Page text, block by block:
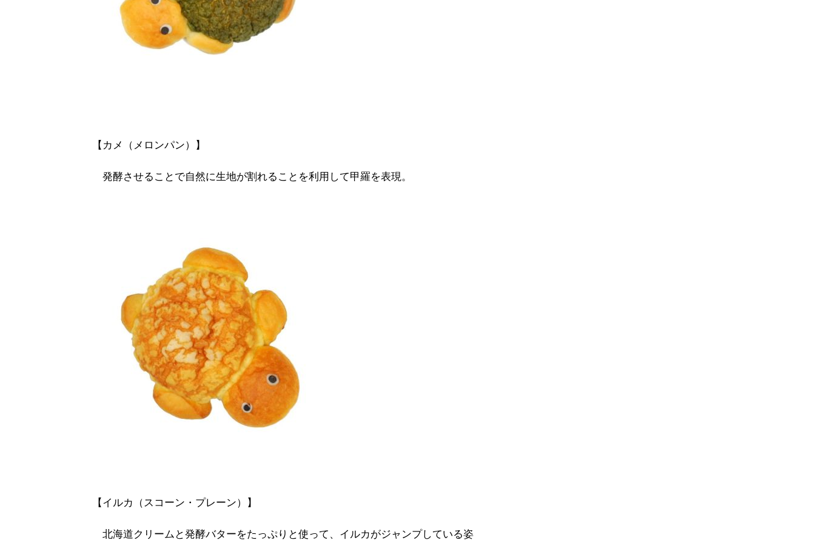
【カメ（メロンパン）】
発酵させることで自然に生地が割れることを利用して甲羅を表現。
【イルカ（スコーン・プレーン）】
北海道クリームと発酵バターをたっぷりと使って、イルカがジャンプしている姿